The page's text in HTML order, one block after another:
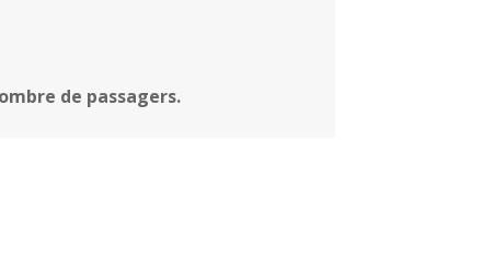
de passagers.